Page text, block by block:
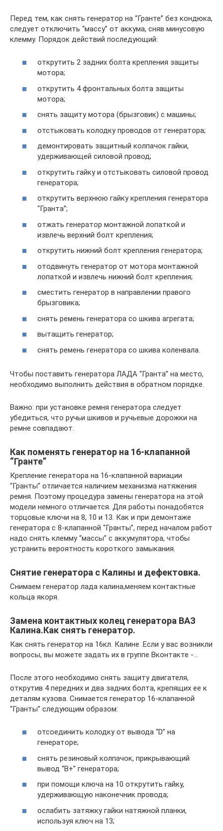
Перед тем, как снять генератор на “Гранте” без кондюка,
следует отключить “массу” от аккума, сняв минусовую
клемму. Порядок действий последующий:
открутить 2 задних болта крепления защиты
мотора;
открутить 4 фронтальных болта защиты
мотора;
снять защиту мотора (брызговик) с машины;
отстыковать колодку проводов от генератора;
демонтировать защитный колпачок гайки,
удерживающей силовой провод;
открутить гайку и отстыковать силовой провод
генератора;
открутить верхнюю гайку крепления генератора
“Гранта”;
отжать генератор монтажной лопаткой и
извлечь верхний болт крепления;
открутить нижний болт крепления генератора;
отодвинуть генератор от мотора монтажной
лопаткой и извлечь нижний болт крепления;
сместить генератор в направлении правого
брызговика;
снять ремень генератора со шкива агрегата;
вытащить генератор;
снять ремень генератора со шкива коленвала.
Чтобы поставить генератора ЛАДА “Гранта” на место,
необходимо выполнить действия в обратном порядке.
Важно: при установке ремня генератора следует
убедиться, что ручьи шкивов и ручьевые дорожки на
ремне совпадают.
Как поменять генератор на 16-клапанной
“Гранте”
Крепление генератора на 16-клапанной вариации
“Гранты” отличается наличием механизма натяжения
ремня. Поэтому процедура замены генератора на этой
модели немного отличается. Для работы понадобятся
торцовые ключи на 8, 10 и 13. Как и при демонтаже
генератора с 8-клапанной “Гранты”, перед началом работ
надо снять клемму “массы” с аккумулятора, чтобы
устранить вероятность короткого замыкания.
Снятие генератора с Калины и дефектовка.
Снимаем генератор лада калина,меняем контактные
кольца якоря.
Замена контактных колец генератора ВАЗ
Калина.Как снять генератор.
Как снять генератор на 16кл. Калине .Если у вас возникли
вопросы, вы можете задать их в группе Вконтакте -…
После этого необходимо снять защиту двигателя,
открутив 4 передних и два задних болта, крепящих ее к
деталям кузова. Снимается генератор 16-клапанной
“Гранты” следующим образом:
отсоединить колодку от вывода “D” на
генераторе;
снять резиновый колпачок, прикрывающий
вывод “В+” генератора;
при помощи ключа на 10 открутить гайку,
удерживающую наконечник провода;
ослабить затяжку гайки натяжной планки,
используя ключ на 13;